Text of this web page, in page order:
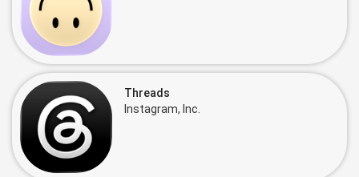
Threads
Instagram, Inc.